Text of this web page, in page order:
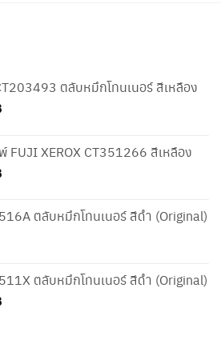
ตลับหมึกโทนเนอร์ สีเหลือง
XEROX CT351266 สีเหลือง
ตลับหมึกโทนเนอร์ สีดำ (Original)
ตลับหมึกโทนเนอร์ สีดำ (Original)